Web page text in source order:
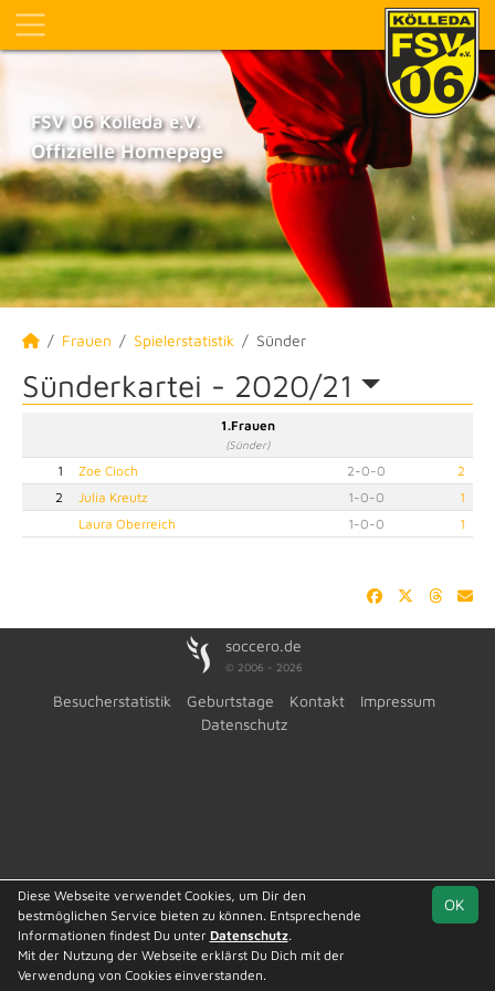
FSV 06 Kölleda e.V.
Offizielle Homepage
Frauen Spielerstatistik Sünder
Sünderkartei - 2020/21
1.Frauen
(Sünder)
1 Zoe Cioch 2-0-0
2
2
Julia Kreutz 1-0-0
1
Laura Oberreich
1-0-0 1
soccero.de
© 2006 - 2026
Besucherstatistik Geburtstage Kontakt
Impressum
Datenschutz
OK
Diese Webseite verwendet Cookies, um Dir den
bestmöglichen Service bieten zu können. Entsprechende
Informationen findest Du unter Datenschutz.
Mit der Nutzung der Webseite erklärst Du Dich mit der
Verwendung von Cookies einverstanden.